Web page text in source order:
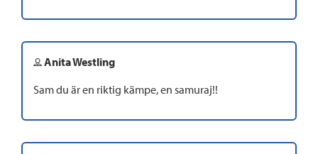
Anita Westling
Sam du är en riktig kämpe, en samuraj!!